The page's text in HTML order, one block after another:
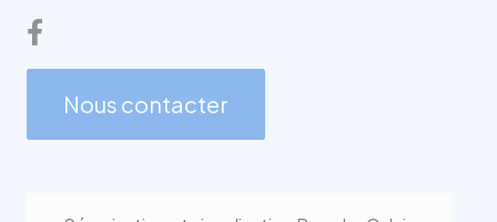
Nous contacter